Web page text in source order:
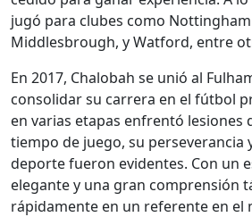
jugó para clubes como
Middlesbrough, y Watford, entre
En 2017, Chalobah se unió al
consolidar su carrera en el fútbol
en varias etapas enfrentó lesiones
tiempo de juego, su perseverancia
deporte fueron evidentes. Con un
elegante y una gran comprensión
rápidamente en un referente en el